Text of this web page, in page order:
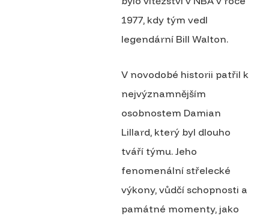
1977, kdy tým vedl
legendární Bill Walton.
V novodobé historii patřil k
nejvýznamnějším
osobnostem Damian
Lillard, který byl dlouho
tváří týmu. Jeho
fenomenální střelecké
výkony, vůdčí schopnosti a
památné momenty, jako